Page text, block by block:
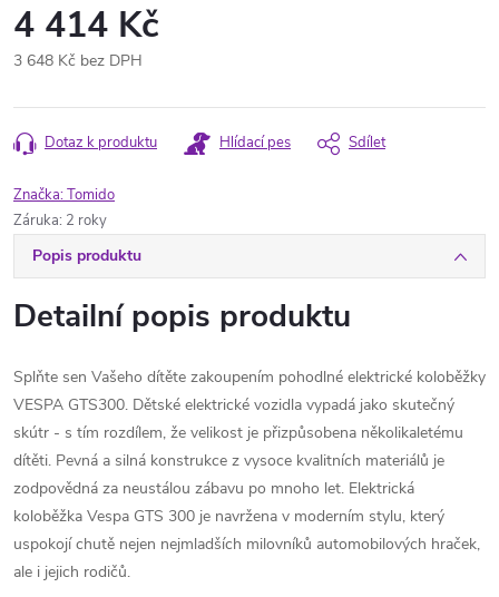
4 414 Kč
3 648 Kč bez DPH
cena:
Dotaz k produktu Hlídací pes Sdílet
Značka:Tomido
Záruka: 2 roky
Popis produktu
Detailní popis produktu
Splňte sen Vašeho dítěte zakoupením pohodlné elektrické koloběžky
VESPA GTS300. Dětské elektrické vozidla vypadá jako skutečný
skútr - s tím rozdílem, že velikost je přizpůsobena několikaletému
dítěti. Pevná a silná konstrukce z vysoce kvalitních materiálů je
zodpovědná za neustálou zábavu po mnoho let. Elektrická
koloběžka Vespa GTS 300 je navržena v moderním stylu, který
uspokojí chutě nejen nejmladších milovníků automobilových hraček,
ale i jejich rodičů.